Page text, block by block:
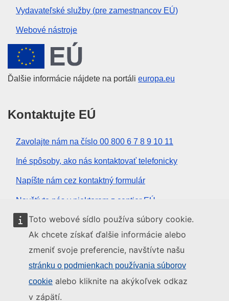
Toto webové sídlo používa súbory cookie.
Ak chcete získať ďalšie informácie alebo
zmeniť svoje preferencie, navštívte našu
stránku o podmienkach používania súborov
cookie alebo kliknite na akýkoľvek odkaz
v zápätí.
Vydavateľské služby (pre zamestnancov EÚ)
Webové nástroje
Európska únia
Ďalšie informácie nájdete na portáli europa.eu
Kontaktujte EÚ
Zavolajte nám na číslo 00 800 6 7 8 9 10 11
Iné spôsoby, ako nás kontaktovať telefonicky
Napíšte nám cez kontaktný formulár
Navštívte nás v niektorom z centier EÚ
Sociálne médiá
Inštitúcie a orgány EÚ